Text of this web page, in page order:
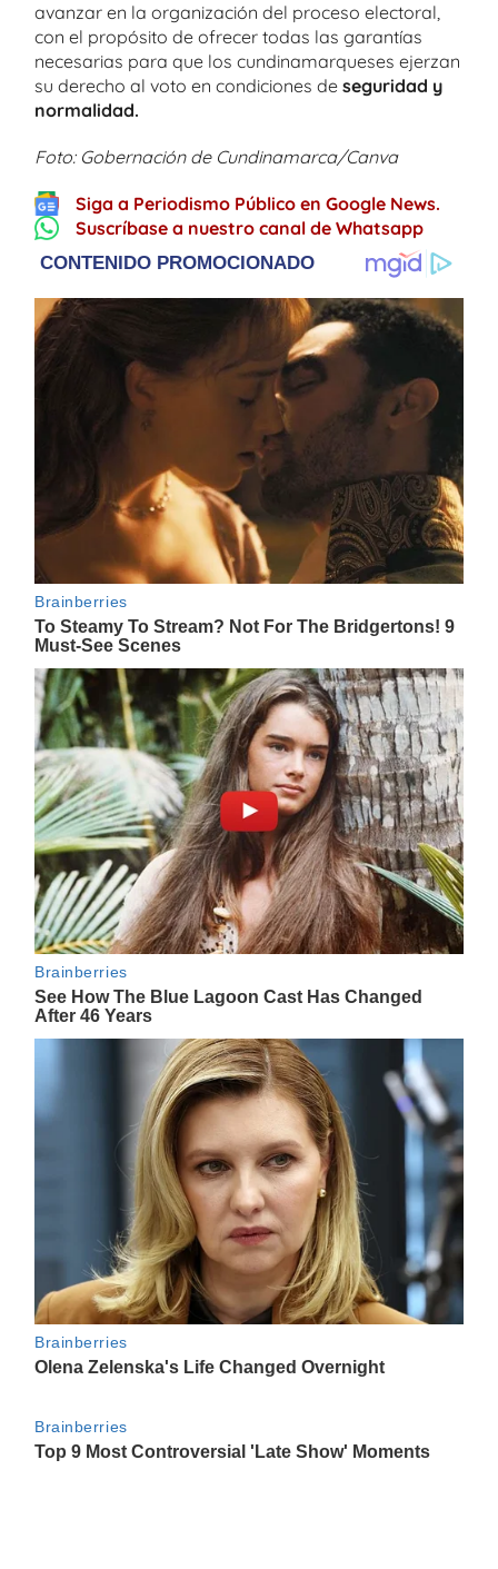
avanzar en la organización del proceso electoral,
con el propósito de ofrecer todas las garantías
necesarias para que los cundinamarqueses ejerzan
su derecho al voto en condiciones de seguridad y
normalidad.
Foto: Gobernación de Cundinamarca/Canva
Siga a Periodismo Público en Google News.
Suscríbase a nuestro canal de Whatsapp